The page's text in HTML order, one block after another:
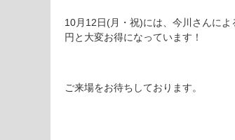
10月12日(月・祝)には、今川さんに
円と大変お得になっています！
ご来場をお待ちしております。